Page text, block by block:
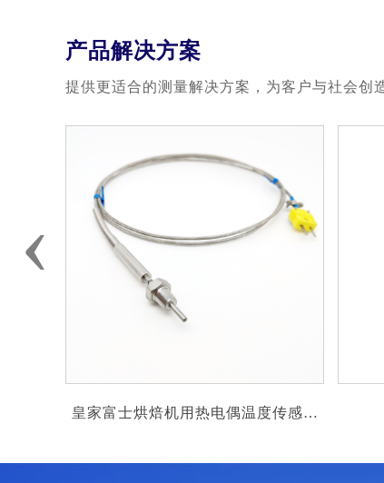
产品解决方案
提供更适合的测量解决方案，为客户与社会创
‹
抗震温度传感器pt100